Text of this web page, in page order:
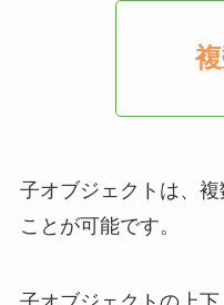
子オブジェクトは、
ことが可能です。